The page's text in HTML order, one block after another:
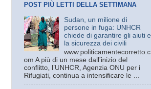
POST PIÙ LETTI DELLA SETTIMANA
Sudan, un milione di
persone in fuga: UNHCR
chiede di garantire gli aiuti e
la sicurezza dei civili
www.politicamentecorretto.c
om A più di un mese dall’inizio del
conflitto, l’UNHCR, Agenzia ONU per i
Rifugiati, continua a intensificare le ...